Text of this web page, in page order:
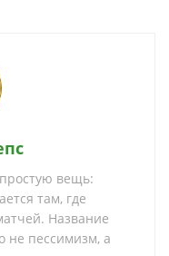
вещь:
там, где
Название
не пессимизм, а